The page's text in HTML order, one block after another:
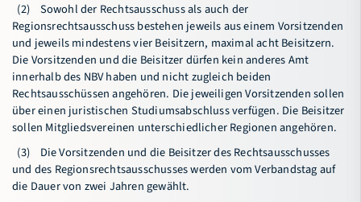
(2) Sowohl der Rechtsausschuss als auch der
Regionsrechtsausschuss bestehen jeweils aus einem Vorsitzenden
und jeweils mindestens vier Beisitzern, maximal acht Beisitzern.
Die Vorsitzenden und die Beisitzer dürfen kein anderes Amt
innerhalb des NBV haben und nicht zugleich beiden
Rechtsausschüssen angehören. Die jeweiligen Vorsitzenden sollen
über einen juristischen Studiumsabschluss verfügen. Die Beisitzer
sollen Mitgliedsvereinen unterschiedlicher Regionen angehören.
(3) Die Vorsitzenden und die Beisitzer des Rechtsausschusses
und des Regionsrechtsausschusses werden vom Verbandstag auf
die Dauer von zwei Jahren gewählt.